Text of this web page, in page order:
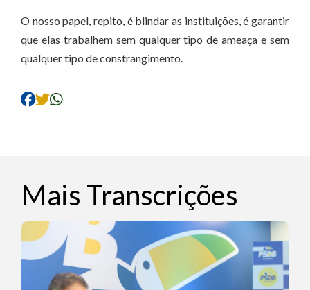
O nosso papel, repito, é blindar as instituições, é garantir
que elas trabalhem sem qualquer tipo de ameaça e sem
qualquer tipo de constrangimento.
Mais Transcrições